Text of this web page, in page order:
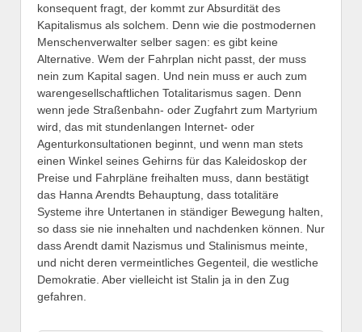
konsequent fragt, der kommt zur Absurdität des
Kapitalismus als solchem. Denn wie die postmodernen
Menschenverwalter selber sagen: es gibt keine
Alternative. Wem der Fahrplan nicht passt, der muss
nein zum Kapital sagen. Und nein muss er auch zum
warengesellschaftlichen Totalitarismus sagen. Denn
wenn jede Straßenbahn- oder Zugfahrt zum Martyrium
wird, das mit stundenlangen Internet- oder
Agenturkonsultationen beginnt, und wenn man stets
einen Winkel seines Gehirns für das Kaleidoskop der
Preise und Fahrpläne freihalten muss, dann bestätigt
das Hanna Arendts Behauptung, dass totalitäre
Systeme ihre Untertanen in ständiger Bewegung halten,
so dass sie nie innehalten und nachdenken können. Nur
dass Arendt damit Nazismus und Stalinismus meinte,
und nicht deren vermeintliches Gegenteil, die westliche
Demokratie. Aber vielleicht ist Stalin ja in den Zug
gefahren.